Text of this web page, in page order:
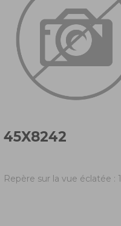
45X8242
Repère sur la vue éclatée : 1